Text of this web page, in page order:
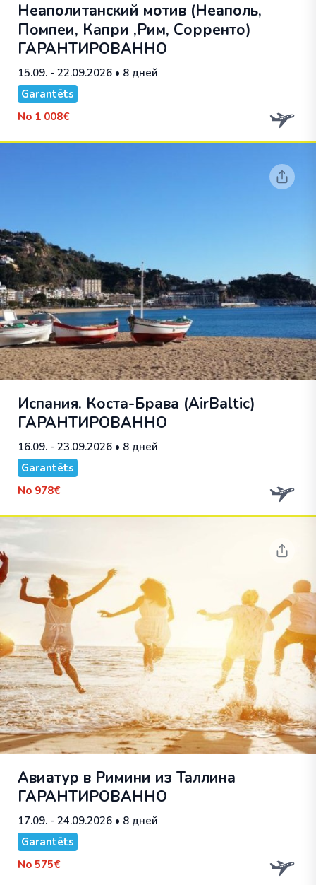
Неаполитанский мотив (Неаполь,
Помпеи, Капри ,Рим, Сорренто)
ГАРАНТИРОВАННО
15.09. - 22.09.2026 • 8 дней
Garantēts
No 1 008€
Испания. Коста-Брава (AirBaltic)
ГАРАНТИРОВАННО
16.09. - 23.09.2026 • 8 дней
Garantēts
No 978€
Авиатур в Римини из Таллина
ГАРАНТИРОВАННО
17.09. - 24.09.2026 • 8 дней
Garantēts
No 575€